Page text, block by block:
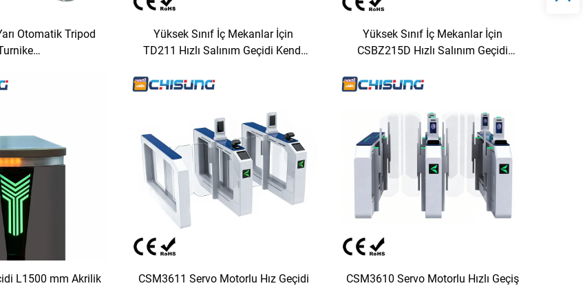
Otomatik Tripod
Tasarım Led
Yüksek Sınıf İç Mekanlar İçin
TD211 Hızlı Salınım Geçidi Kendi
Haddelenmiş Çelik Sac Kasa
Yüksek Sınıf İç Mekanlar İçin
CSBZ215D Hızlı Salınım Geçidi
Haddelenmiş Çelik Sac Kasa
L1500 mm Akrilik
CSM3611 Servo Motorlu Hız Geçidi
CSM3610 Servo Motorlu Hızlı Geçiş